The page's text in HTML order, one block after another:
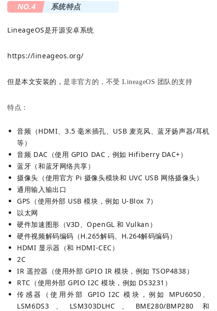
NO.4 系统特点
LineageOS是开源安卓系统
https://lineageos.org/
但是本文安装的，是非官方的，不受 LineageOS 团队的支持
特点：
音频（HDMI、3.5 毫米插孔、USB 麦克风、蓝牙扬声器/耳机
等）
音频 DAC（使用 GPIO DAC，例如 Hifiberry DAC+）
蓝牙（和蓝牙网络共享）
摄像头（使用官方 Pi 摄像头模块和 UVC USB 网络摄像头）
通用输入输出口
GPS（使用外部 USB 模块，例如 U-Blox 7）
以太网
硬件加速图形（V3D、OpenGL 和 Vulkan）
硬件视频解码编码（H.265解码、H.264解码编码）
HDMI 显示器（和 HDMI-CEC）
2C
IR 遥控器（使用外部 GPIO IR 模块，例如 TSOP4838）
RTC（使用外部 GPIO I2C 模块，例如 DS3231）
传感器（使用外部 GPIO I2C 模块，例如 MPU6050、
LSM6DS3、LSM303DLHC、BME280/BMP280 和